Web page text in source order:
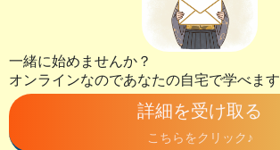
一緒に始めませんか？
オンラインなのであなたの自宅で学べます
詳細を受け取る
こちらをクリック♪